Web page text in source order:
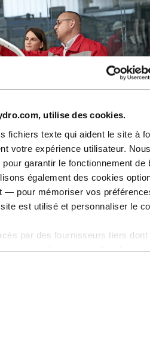
utilise des cookies.
fichiers texte qui aident le site à
votre expérience utilisateur.
garantir le fonctionnement de
également des cookies
— pour mémoriser vos
est utilisé et personnaliser le
par des fournisseurs tiers dont
site avec d’autres données que
des données personnelles